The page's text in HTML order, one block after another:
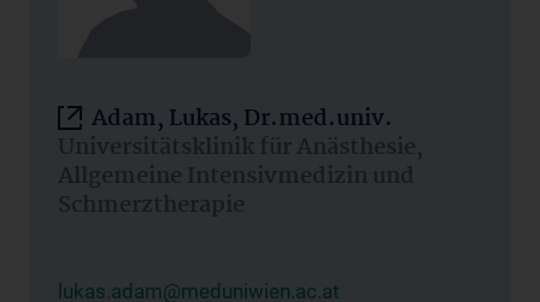
Adam, Lukas, Dr.med.univ.
Universitätsklinik für Anästhesie,
Allgemeine Intensivmedizin und
Schmerztherapie
lukas.adam@meduniwien.ac.at